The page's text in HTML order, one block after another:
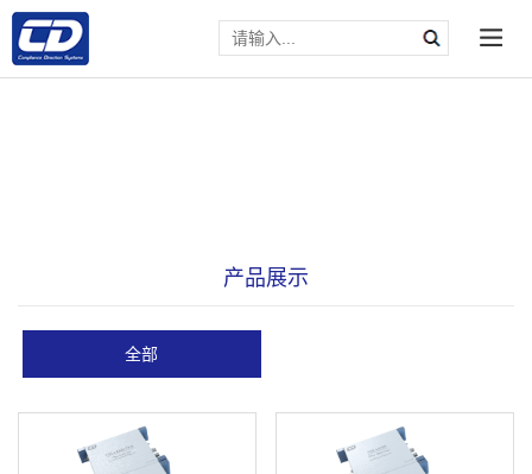
产品展示
全部